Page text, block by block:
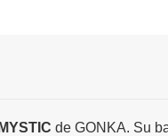
MYSTIC de GONKA. Su